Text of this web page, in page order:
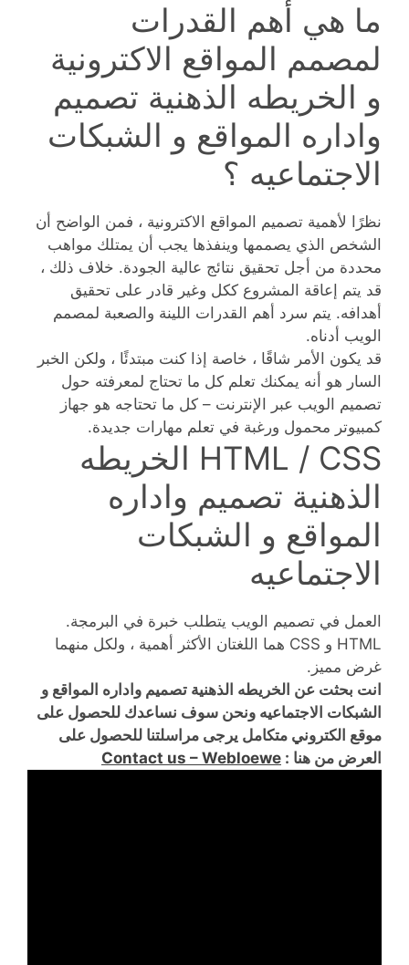
ما هي أهم القدرات
لمصمم المواقع الاكترونية
و الخريطه الذهنية تصميم
واداره المواقع و الشبكات
الاجتماعيه ؟
نظرًا لأهمية تصميم المواقع الاكترونية ، فمن الواضح أن
الشخص الذي يصممها وينفذها يجب أن يمتلك مواهب
محددة من أجل تحقيق نتائج عالية الجودة. خلاف ذلك ،
قد يتم إعاقة المشروع ككل وغير قادر على تحقيق
أهدافه. يتم سرد أهم القدرات اللينة والصعبة لمصمم
الويب أدناه.
قد يكون الأمر شاقًا ، خاصة إذا كنت مبتدئًا ، ولكن الخبر
السار هو أنه يمكنك تعلم كل ما تحتاج لمعرفته حول
تصميم الويب عبر الإنترنت – كل ما تحتاجه هو جهاز
كمبيوتر محمول ورغبة في تعلم مهارات جديدة.
HTML / CSS الخريطه
الذهنية تصميم واداره
المواقع و الشبكات
الاجتماعيه
العمل في تصميم الويب يتطلب خبرة في البرمجة.
HTML و CSS هما اللغتان الأكثر أهمية ، ولكل منهما
غرض مميز.
انت بحثت عن الخريطه الذهنية تصميم واداره المواقع و
الشبكات الاجتماعيه ونحن سوف نساعدك للحصول على
موقع الكتروني متكامل يرجى مراسلتنا للحصول على
العرض من هنا : Contact us – Webloewe